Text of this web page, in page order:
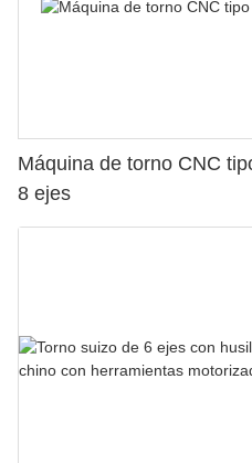
Máquina de torno CNC
8 ejes